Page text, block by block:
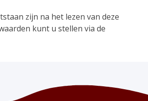
zijn na het lezen van deze
kunt u stellen via de